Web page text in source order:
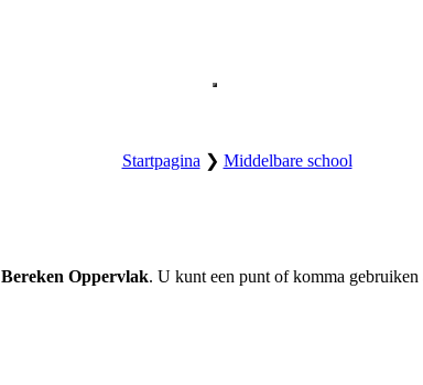
Startpagina ❯ Middelbare school
Bereken Oppervlak. U kunt een punt of komma gebruiken